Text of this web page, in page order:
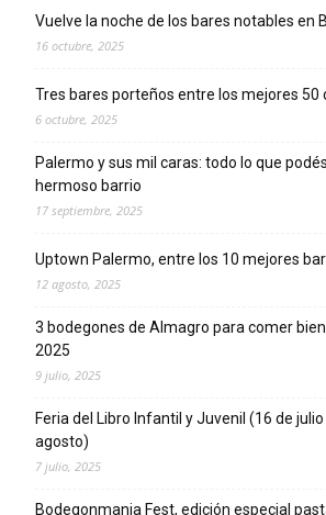
Vuelve la noche de los bares notables en
16 octubre, 2025
Tres bares porteños entre los mejores 50
6 octubre, 2025
Palermo y sus mil caras: todo lo que
hermoso barrio
17 septiembre, 2025
Uptown Palermo, entre los 10 mejores
12 agosto, 2025
3 bodegones de Almagro para comer
2025
9 julio, 2025
Feria del Libro Infantil y Juvenil (16 de
agosto)
7 julio, 2025
Bodegonmania Fest, edición especial